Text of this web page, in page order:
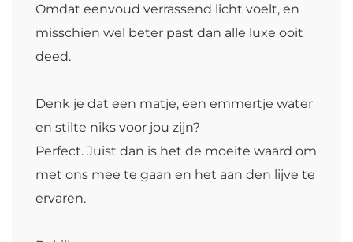
Omdat eenvoud verrassend licht voelt, en
misschien wel beter past dan alle luxe ooit
deed.
Denk je dat een matje, een emmertje water
en stilte niks voor jou zijn?
Perfect. Juist dan is het de moeite waard om
met ons mee te gaan en het aan den lijve te
ervaren.